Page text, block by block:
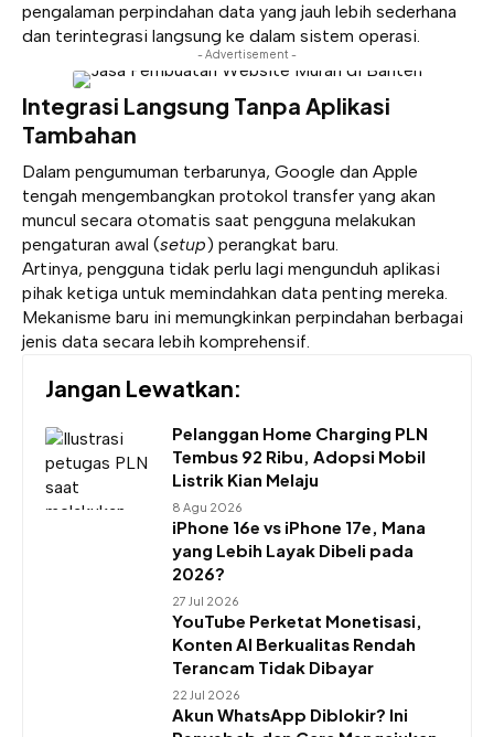
pengalaman perpindahan data yang jauh lebih sederhana
dan terintegrasi langsung ke dalam sistem operasi.
- Advertisement -
Integrasi Langsung Tanpa Aplikasi
Tambahan
Dalam pengumuman terbarunya, Google dan Apple
tengah mengembangkan protokol transfer yang akan
muncul secara otomatis saat pengguna melakukan
pengaturan awal (setup) perangkat baru.
Artinya, pengguna tidak perlu lagi mengunduh aplikasi
pihak ketiga untuk memindahkan data penting mereka.
Mekanisme baru ini memungkinkan perpindahan berbagai
jenis data secara lebih komprehensif.
Jangan Lewatkan:
Pelanggan Home Charging PLN
Tembus 92 Ribu, Adopsi Mobil
Listrik Kian Melaju
8 Agu 2026
iPhone 16e vs iPhone 17e, Mana
yang Lebih Layak Dibeli pada
2026?
27 Jul 2026
YouTube Perketat Monetisasi,
Konten AI Berkualitas Rendah
Terancam Tidak Dibayar
22 Jul 2026
Akun WhatsApp Diblokir? Ini